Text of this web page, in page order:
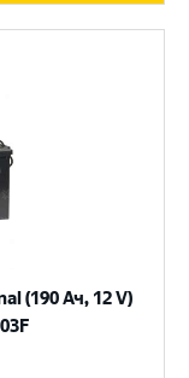
(190 Ач, 12 V)